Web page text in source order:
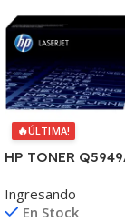
🔥ÚLTIMA!
HP TONER
COPIAS
Ingresando
En Stock